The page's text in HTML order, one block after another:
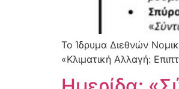
Το Ίδρυμα Διεθνών
«Κλιματική Αλλαγή: